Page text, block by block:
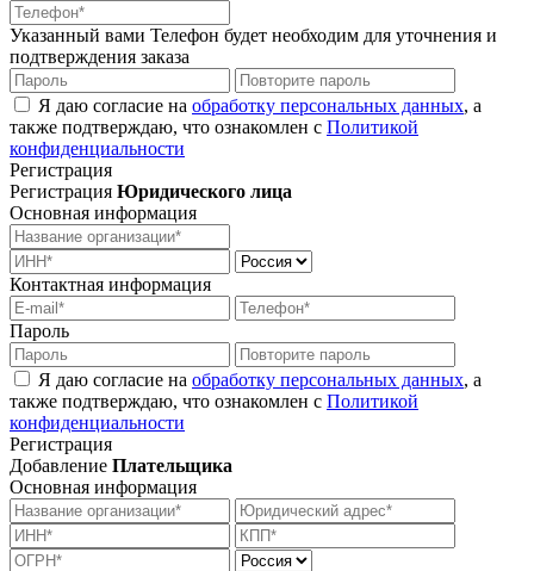
Указанный вами Телефон будет необходим для уточнения и
подтверждения заказа
Я даю согласие на обработку персональных данных, а
также подтверждаю, что ознакомлен с Политикой
конфиденциальности
Регистрация
Регистрация Юридического лица
Основная информация
Контактная информация
Пароль
Я даю согласие на обработку персональных данных, а
также подтверждаю, что ознакомлен с Политикой
конфиденциальности
Регистрация
Добавление Плательщика
Основная информация